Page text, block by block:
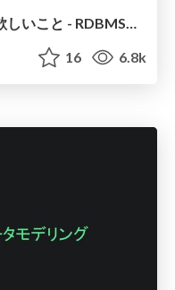
外部キー制約の知っておいて欲しいこと - RDBMSを正しく使うために必要なこと / FOREIGN KEY Night
16 6.8k